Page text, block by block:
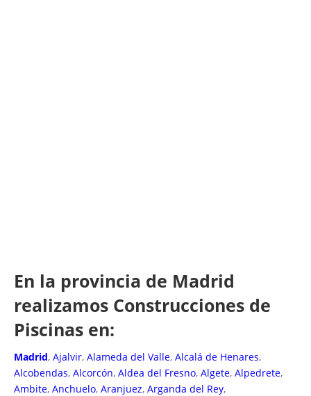
En la provincia de Madrid
realizamos Construcciones de
Piscinas en:
Madrid, Ajalvir, Alameda del Valle, Alcalá de Henares,
Alcobendas, Alcorcón, Aldea del Fresno, Algete, Alpedrete,
Ambite, Anchuelo, Aranjuez, Arganda del Rey,